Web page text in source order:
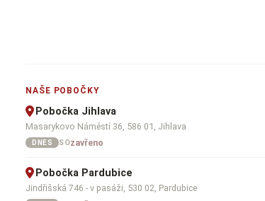
NAŠE POBOČKY
Pobočka Jihlava
Masarykovo Náměstí 36, 586 01, Jihlava
DNES SOzavřeno
Pobočka Pardubice
Jindřišská 746 - v pasáži, 530 02, Pardubice